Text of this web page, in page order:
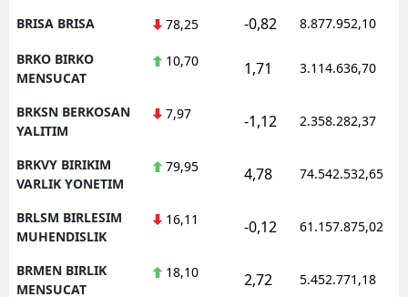
BRISA BRISA 78,25 -0,82 8.877.952,10
BRKO BIRKO
MENSUCAT
10,70 1,71 3.114.636,70
BRKSN BERKOSAN
YALITIM
7,97 -1,12 2.358.282,37
BRKVY BIRIKIM
VARLIK YONETIM
79,95 4,78 74.542.532,65
BRLSM BIRLESIM
MUHENDISLIK
16,11 -0,12 61.157.875,02
BRMEN BIRLIK
MENSUCAT
18,10 2,72 5.452.771,18